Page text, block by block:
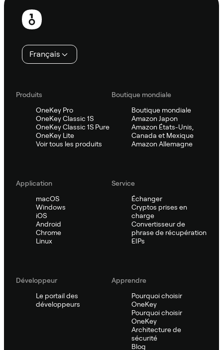
Pied
page
Français
Produits
OneKey Pro
OneKey Classic 1S
OneKey Classic 1S Pure
OneKey Lite
Voir tous les produits
Boutique mondiale
Boutique mondiale
Amazon Japon
Amazon États-Unis,
Canada et Mexique
Amazon Allemagne
Application
macOS
Windows
iOS
Android
Chrome
Linux
Service
Échanger
Cryptos prises en
charge
Convertisseur de
phrase de récupération
EIPs
Développeur
Le portail des
développeurs
Apprendre
Pourquoi choisir
OneKey
Pourquoi choisir
OneKey
Architecture de
sécurité
Blog